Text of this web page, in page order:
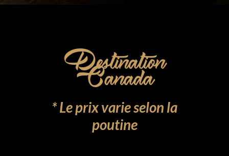
Destination
Canada
* Le prix varie selon la
poutine